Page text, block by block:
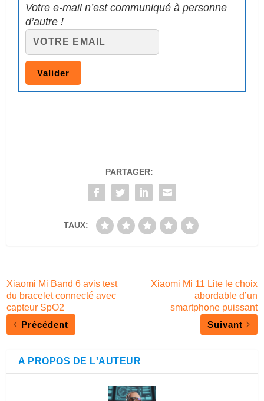
Votre e-mail n’est communiqué à personne
d’autre !
PARTAGER:
TAUX:
Xiaomi Mi Band 6 avis test
du bracelet connecté avec
capteur SpO2
Précédent
Xiaomi Mi 11 Lite le choix
abordable d’un
smartphone puissant
Suivant
A PROPOS DE L'AUTEUR